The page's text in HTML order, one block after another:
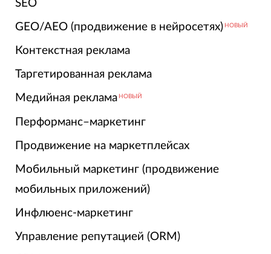
SEO
GEO/AEO (продвижение в нейросетях) НОВЫЙ
Контекстная реклама
Таргетированная реклама
Медийная реклама НОВЫЙ
Перформанс–маркетинг
Продвижение на маркетплейсах
Мобильный маркетинг (продвижение
мобильных приложений)
Инфлюенс-маркетинг
Управление репутацией (ORM)